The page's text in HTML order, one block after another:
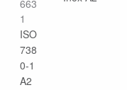
663
1
ISO
738
0-1
A2